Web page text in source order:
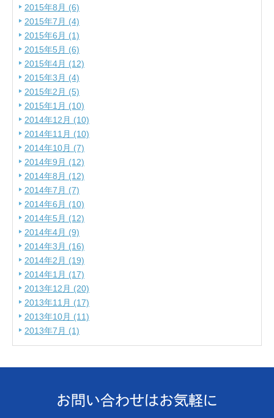
2015年8月 (6)
2015年7月 (4)
2015年6月 (1)
2015年5月 (6)
2015年4月 (12)
2015年3月 (4)
2015年2月 (5)
2015年1月 (10)
2014年12月 (10)
2014年11月 (10)
2014年10月 (7)
2014年9月 (12)
2014年8月 (12)
2014年7月 (7)
2014年6月 (10)
2014年5月 (12)
2014年4月 (9)
2014年3月 (16)
2014年2月 (19)
2014年1月 (17)
2013年12月 (20)
2013年11月 (17)
2013年10月 (11)
2013年7月 (1)
お問い合わせはお気軽に